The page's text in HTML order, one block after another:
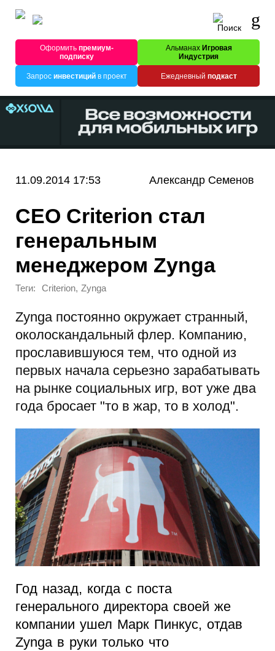
Оформитьпремиум-
подписку
Альманах Игровая
Индустрия
Запрос инвестицийв проект Ежедневный подкаст
11.09.2014 17:53 Александр Семенов
CEO Criterion стал
генеральным
менеджером Zynga
Теги: Criterion, Zynga
Zynga постоянно окружает странный,
околоскандальный флер. Компанию,
прославившуюся тем, что одной из
первых начала серьезно зарабатывать
на рынке социальных игр, вот уже два
года бросает "то в жар, то в холод".
Год назад, когда с поста
генерального директора своей же
компании ушел Марк Пинкус, отдав
Zynga в руки только что